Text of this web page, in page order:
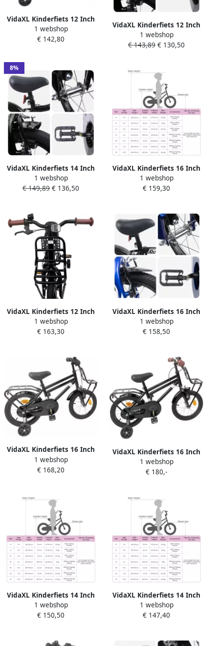
VidaXL Kinderfiets 12 Inch
voor 2-4 jaar oud Zwart
1 webshop
€ 142,80
VidaXL Kinderfiets 12 Inch
voor 2-4 jaar oud Zwart
1 webshop
€ 143,89 € 130,50
8%
VidaXL Kinderfiets 14 Inch
voor 3-5 jaar oud Zwart
1 webshop
€ 149,89 € 136,50
VidaXL Kinderfiets 16 Inch
voor 4-6 jaar oud Zwart
1 webshop
€ 159,30
VidaXL Kinderfiets 12 Inch
voor 2-4 jaar oud Zwart
1 webshop
€ 163,30
VidaXL Kinderfiets 16 Inch
voor 4-6 jaar oud Zwart
1 webshop
€ 158,50
VidaXL Kinderfiets 16 Inch
voor 4-6 jaar oud Zwart
1 webshop
€ 168,20
VidaXL Kinderfiets 16 Inch
voor 4-6 jaar oud Zwart
1 webshop
€ 180,-
VidaXL Kinderfiets 14 Inch
voor 3-5 jaar oud Zwart
1 webshop
€ 150,50
VidaXL Kinderfiets 14 Inch
voor 3-5 jaar oud Zwart
1 webshop
€ 147,40